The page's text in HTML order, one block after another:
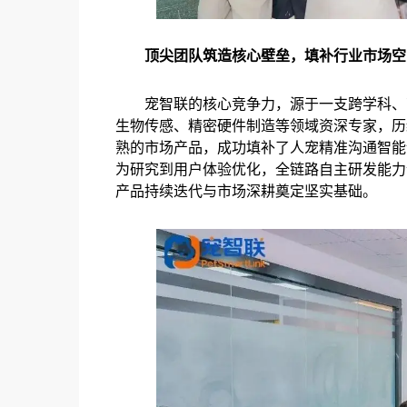
顶尖团队筑造核心壁垒，填补行业市场
宠智联的核心竞争力，源于一支跨学科
生物传感、精密硬件制造等领域资深专家，
熟的市场产品，成功填补了人宠精准沟通智
为研究到用户体验优化，全链路自主研发能
产品持续迭代与市场深耕奠定坚实基础。